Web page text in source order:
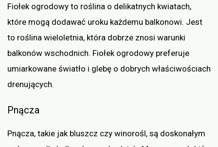
Fiołek ogrodowy to roślina o delikatnych kwiatach,
które mogą dodawać uroku każdemu balkonowi. Jest
to roślina wieloletnia, która dobrze znosi warunki
balkonów wschodnich. Fiołek ogrodowy preferuje
umiarkowane światło i glebę o dobrych właściwościach
drenujących.
Pnącza
Pnącza, takie jak bluszcz czy winorośl, są doskonałym